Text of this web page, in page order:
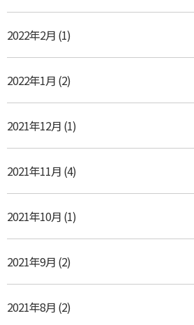
2022年2月 (1)
2022年1月 (2)
2021年12月 (1)
2021年11月 (4)
2021年10月 (1)
2021年9月 (2)
2021年8月 (2)